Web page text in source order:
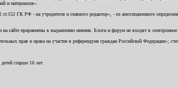
и материалов».
ГК РФ - на учредителя и главного редактор», - из апелляционного
на сайте приравнены к выражению мнения. Блоги и форум не входят в
прав и права на участие в референдуме граждан Российской Федерации»;
старше 16 лет.